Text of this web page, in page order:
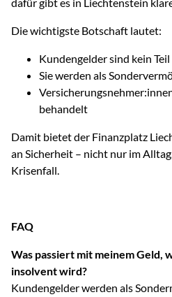
Die wichtigste Botschaft lautet:
Kundengelder sind kein
Sie werden als
behandelt
Damit bietet der Finanzplatz
an Sicherheit – nicht nur im
Krisenfall.
FAQ
Was passiert mit meinem Geld,
insolvent wird?
Kundengelder werden als